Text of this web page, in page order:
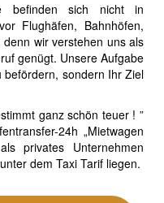
befinden sich nicht in
Flughäfen, Bahnhöfen,
wir verstehen uns als
genügt. Unsere Aufgabe
sondern Ihr Ziel
ganz schön teuer ! ”
24h „Mietwagen
privates Unternehmen
dem Taxi Tarif liegen.